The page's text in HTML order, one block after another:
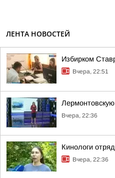
ЛЕНТА НОВОСТЕЙ
Избирком
Вчера, 22:51
Вчера, 22:36
Кинологи
Вчера, 22:36